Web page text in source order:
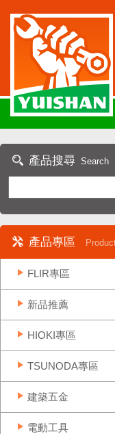
產品搜尋 Search
產品專區
FLIR專區
新品推薦
HIOKI專區
TSUNODA專區
建築五金
電動工具